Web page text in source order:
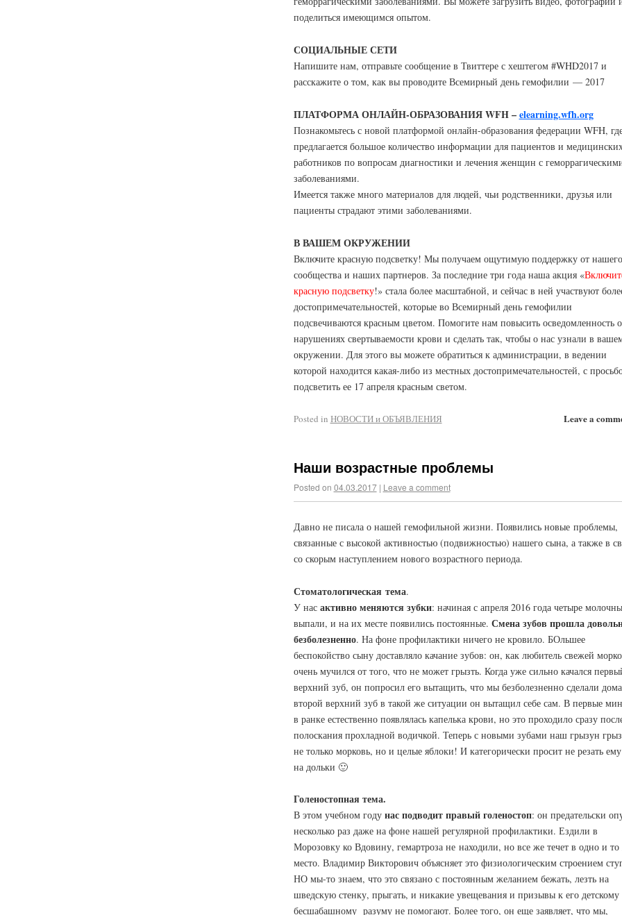
поделиться имеющимся опытом.
СОЦИАЛЬНЫЕ СЕТИ
Напишите нам, отправьте сообщение в Твиттере с хештегом #WHD2017 и
расскажите о том, как вы проводите Всемирный день гемофилии — 2017
ПЛАТФОРМА ОНЛАЙН-ОБРАЗОВАНИЯ WFH –elearning.wfh.org
Познакомьтесь с новой платформой онлайн-образования федерации WFH,
предлагается большое количество информации для пациентов и
работников по вопросам диагностики и лечения женщин с
заболеваниями.
Имеется также много материалов для людей, чьи родственники, друзья или
пациенты страдают этими заболеваниями.
В ВАШЕМ ОКРУЖЕНИИ
Включите красную подсветку! Мы получаем ощутимую поддержку от нашего
сообщества и наших партнеров. За последние три года наша акция «
красную подсветку!» стала более масштабной, и сейчас в ней участвуют
достопримечательностей, которые во Всемирный день гемофилии
подсвечиваются красным цветом. Помогите нам повысить осведомленность о
нарушениях свертываемости крови и сделать так, чтобы о нас узнали в
окружении. Для этого вы можете обратиться к администрации, в ведении
которой находится какая-либо из местных достопримечательностей, с
подсветить ее 17 апреля красным светом.
Leave a
Posted in НОВОСТИ и ОБЪЯВЛЕНИЯ
Наши возрастные проблемы
Posted on 04.03.2017 | Leave a comment
Давно не писала о нашей гемофильной жизни. Появились новые проблемы,
связанные с высокой активностью (подвижностью) нашего сына, а также в
со скорым наступлением нового возрастного периода.
Стоматологическая тема.
У нас активно меняются зубки: начиная с апреля 2016 года четыре
выпали, и на их месте появились постоянные. Смена зубов прошла
безболезненно. На фоне профилактики ничего не кровило. БОльшее
беспокойство сыну доставляло качание зубов: он, как любитель свежей
очень мучился от того, что не может грызть. Когда уже сильно качался
верхний зуб, он попросил его вытащить, что мы безболезненно сделали
второй верхний зуб в такой же ситуации он вытащил себе сам. В первые
в ранке естественно появлялась капелька крови, но это проходило сразу
полоскания прохладной водичкой. Теперь с новыми зубами наш грызун
не только морковь, но и целые яблоки! И категорически просит не резать
на дольки 🙂
Голеностопная тема.
В этом учебном году нас подводит правый голеностоп: он предательски
несколько раз даже на фоне нашей регулярной профилактики. Ездили в
Морозовку ко Вдовину, гемартроза не находили, но все же течет в одно и
место. Владимир Викторович объясняет это физиологическим строением
НО мы-то знаем, что это связано с постоянным желанием бежать, лезть на
шведскую стенку, прыгать, и никакие увещевания и призывы к его детскому
бесшабашному разуму не помогают. Более того, он еще заявляет, что мы,